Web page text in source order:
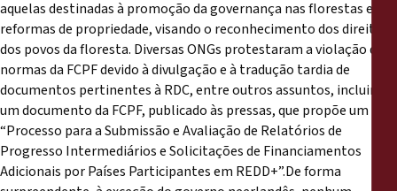
aquelas destinadas à promoção da governança nas florestas e
reformas de propriedade, visando o reconhecimento dos direitos
dos povos da floresta. Diversas ONGs protestaram a violação das
normas da FCPF devido à divulgação e à tradução tardia de
documentos pertinentes à RDC, entre outros assuntos, incluindo
um documento da FCPF, publicado às pressas, que propõe um
“Processo para a Submissão e Avaliação de Relatórios de
Progresso Intermediários e Solicitações de Financiamentos
Adicionais por Países Participantes em REDD+”.De forma